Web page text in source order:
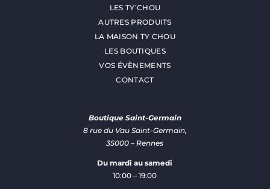
LES TY’CHOU
AUTRES PRODUITS
LA MAISON TY CHOU
LES BOUTIQUES
VOS ÉVÈNEMENTS
CONTACT
Boutique Saint-Germain
8 rue du Vau Saint-Germain,
35000 – Rennes
Du mardi au samedi
10:00 – 19:00